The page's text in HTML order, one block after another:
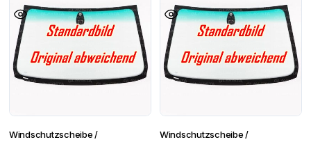
Windschutzscheibe /
Windschutzscheibe /